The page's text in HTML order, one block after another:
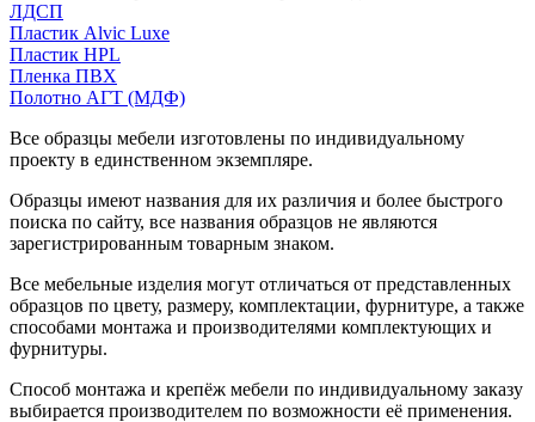
ЛДСП
Пластик Alvic Luxe
Пластик HPL
Пленка ПВХ
Полотно АГТ (МДФ)
Все образцы мебели изготовлены по индивидуальному
проекту в единственном экземпляре.
Образцы имеют названия для их различия и более быстрого
поиска по сайту, все названия образцов не являются
зарегистрированным товарным знаком.
Все мебельные изделия могут отличаться от представленных
образцов по цвету, размеру, комплектации, фурнитуре, а также
способами монтажа и производителями комплектующих и
фурнитуры.
Способ монтажа и крепёж мебели по индивидуальному заказу
выбирается производителем по возможности её применения.